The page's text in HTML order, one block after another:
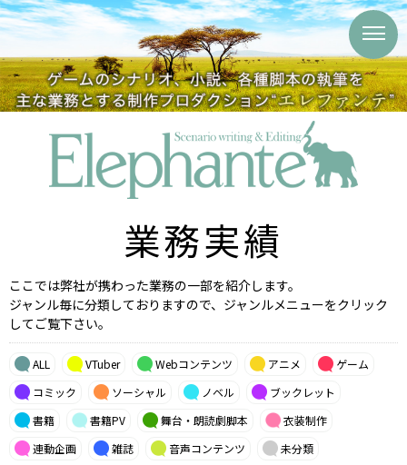
業務実績
ここでは弊社が携わった業務の一部を紹介します。
ジャンル毎に分類しておりますので、ジャンルメニューをクリック
してご覧下さい。
ALL VTuber Webコンテンツ アニメ
ゲーム
コミック
ソーシャル ノベル
ブックレット
書籍
書籍PV 舞台・朗読劇脚本
衣装制作
連動企画
雑誌 音声コンテンツ 未分類